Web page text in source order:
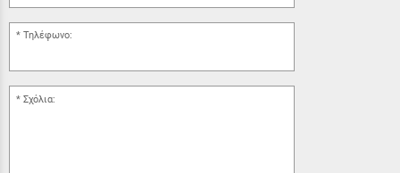
Τηλέφωνο:
Σχόλια: